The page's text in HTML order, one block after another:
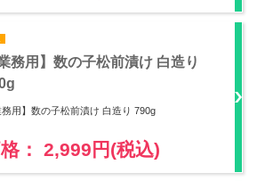
業務用】数の子松前漬け 白造り
務用】数の子松前漬け 白造り 790g
： 2,999円(税込)